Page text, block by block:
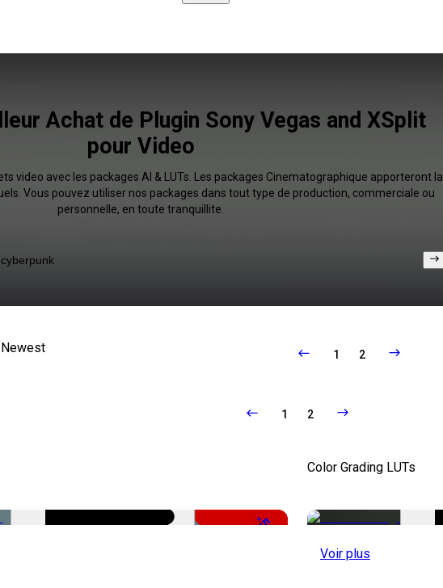
Achat de Plugin Sony Vegas and XSplit
pour Video
video avec les packages AI & LUTs. Les packages Cinematographique apporteront la
Vous pouvez utiliser nos packages dans tout type de production, commerciale ou
personnelle, en toute tranquillite.
Newest 1 2
1 2
-51%
Color Grading LUTs
Voir plus